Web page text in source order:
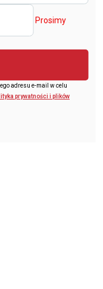
Prosimy
adresu e-mail w celu
prywatności i plików